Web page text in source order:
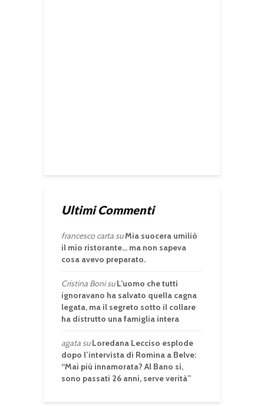
Ultimi Commenti
francesco cartasuMia suocera umiliò
il mio ristorante… ma non sapeva
cosa avevo preparato.
Cristina BonisuL’uomo che tutti
ignoravano ha salvato quella cagna
legata, ma il segreto sotto il collare
ha distrutto una famiglia intera
agatasuLoredana Lecciso esplode
dopo l’intervista di Romina a Belve:
“Mai più innamorata? Al Bano sì,
sono passati 26 anni, serve verità”